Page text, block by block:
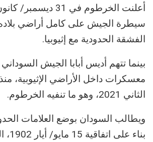
سيطرة الجيش على كامل أراضي
الفشقة الحدودية مع إثيوبيا.
معسكرات داخل الأراضي الإثيوبية،
الثاني 2021، وهو ما تنفيه الخرطوم.
ويطالب السودان بوضع العلامات
بناء